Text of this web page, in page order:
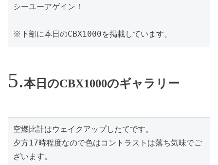
シーユーアゲイン！
※下部に本日のCBX1000を掲載しています。
本日のCBX1000のギャラリー
空燃比計はウェイクアップしたてです。
夕方17時程度なので色はコントラストは落ち気味でご
ざいます。